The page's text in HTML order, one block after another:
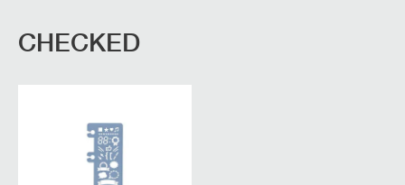
CHECKED